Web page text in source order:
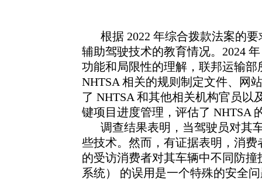
根据 2022 年综合拨款法案的
辅助驾驶技术的教育情况。 2024
功能和局限性的理解，联邦运输部
NHTSA 相关的规则制定文件、网
了 NHTSA 和其他相关机构官员以
键项目进度管理，评估了 NHTSA
调查结果表明，当驾驶员对其
些技术。然而，有证据表明，消费
的受访消费者对其车辆中不同防撞
系统） 的误用是一个特殊的安全